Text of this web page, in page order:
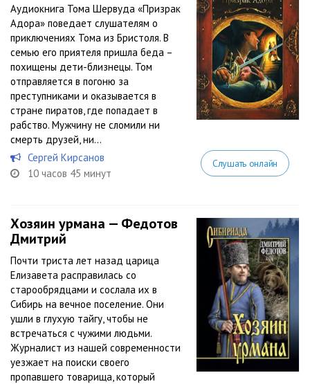
Аудиокнига Тома Шервуда «Призрак
Адора» поведает слушателям о
приключениях Тома из Бристоля. В
семью его приятеля пришла беда –
похищены дети-близнецы. Том
отправляется в погоню за
преступниками и оказывается в
стране пиратов, где попадает в
рабство. Мужчину не сломили ни
смерть друзей, ни...
Сергей Кирсанов
10 часов 45 минут
Слушать онлайн
Хозяин урмана — Федотов
Дмитрий
Почти триста лет назад царица
Елизавета расправилась со
старообрядцами и сослала их в
Сибирь на вечное поселение. Они
ушли в глухую тайгу, чтобы не
встречаться с чужими людьми.
Журналист из нашей современности
уезжает на поиски своего
пропавшего товарища, который